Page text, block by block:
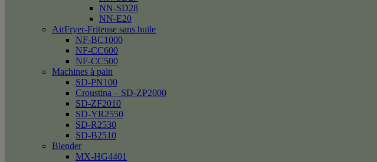
NN-SD28
NN-E20
AirFryer-Friteuse sans huile
NF-BC1000
NF-CC600
NF-CC500
Machines à pain
SD-PN100
Croustina – SD-ZP2000
SD-ZF2010
SD-YR2550
SD-R2530
SD-B2510
Blender
MX-HG4401